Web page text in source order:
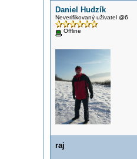
Daniel Hudzík
Neverifikovaný uživatel @6
Offline
raj